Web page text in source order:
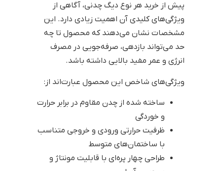
پیش از خرید هر نوع دیگ چدنی، آگاهی از
ویژگی‌های کلیدی آن اهمیت زیادی دارد. این
مشخصات نشان می‌دهند که محصول تا چه
حد می‌تواند بازدهی، صرفه‌جویی در مصرف
انرژی و عمر مفید بالایی داشته باشد.
ویژگی‌های شاخص این محصول عبارت‌اند از:
ساخته شده از چدن مقاوم در برابر حرارت
و خوردگی
ظرفیت حرارتی ورودی و خروجی متناسب
با ساختمان‌های متوسط
طراحی چهار پره‌ای با قابلیت مونتاژ و